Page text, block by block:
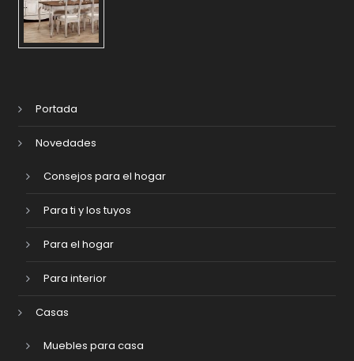
Portada
Novedades
Consejos para el hogar
Para ti y los tuyos
Para el hogar
Para interior
Casas
Muebles para casa